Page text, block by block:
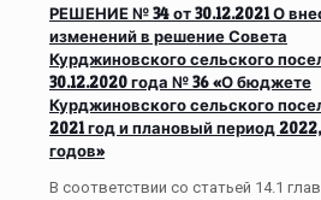
РЕШЕНИЕ № 34 от 30.12.2021 О
изменений в решение Совета
Курджиновского сельского
30.12.2020 года № 36 «О бюджете
Курджиновского сельского
2021 год и плановый период
годов»
В соответствии со статьей 14.1